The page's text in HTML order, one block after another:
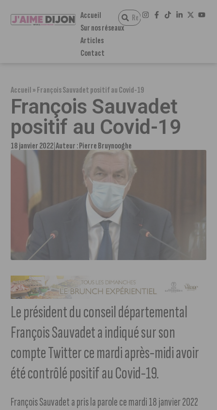
Accueil
Sur nos réseaux
Articles
Contact
Accueil»François Sauvadet positif au Covid-19
François Sauvadet
positif au Covid-19
18 janvier 2022 Auteur :Pierre Bruynooghe
Le président du conseil départemental
François Sauvadet a indiqué sur son
compte Twitter ce mardi après-midi avoir
été contrôlé positif au Covid-19.
François Sauvadet a pris la parole ce mardi 18 janvier 2022